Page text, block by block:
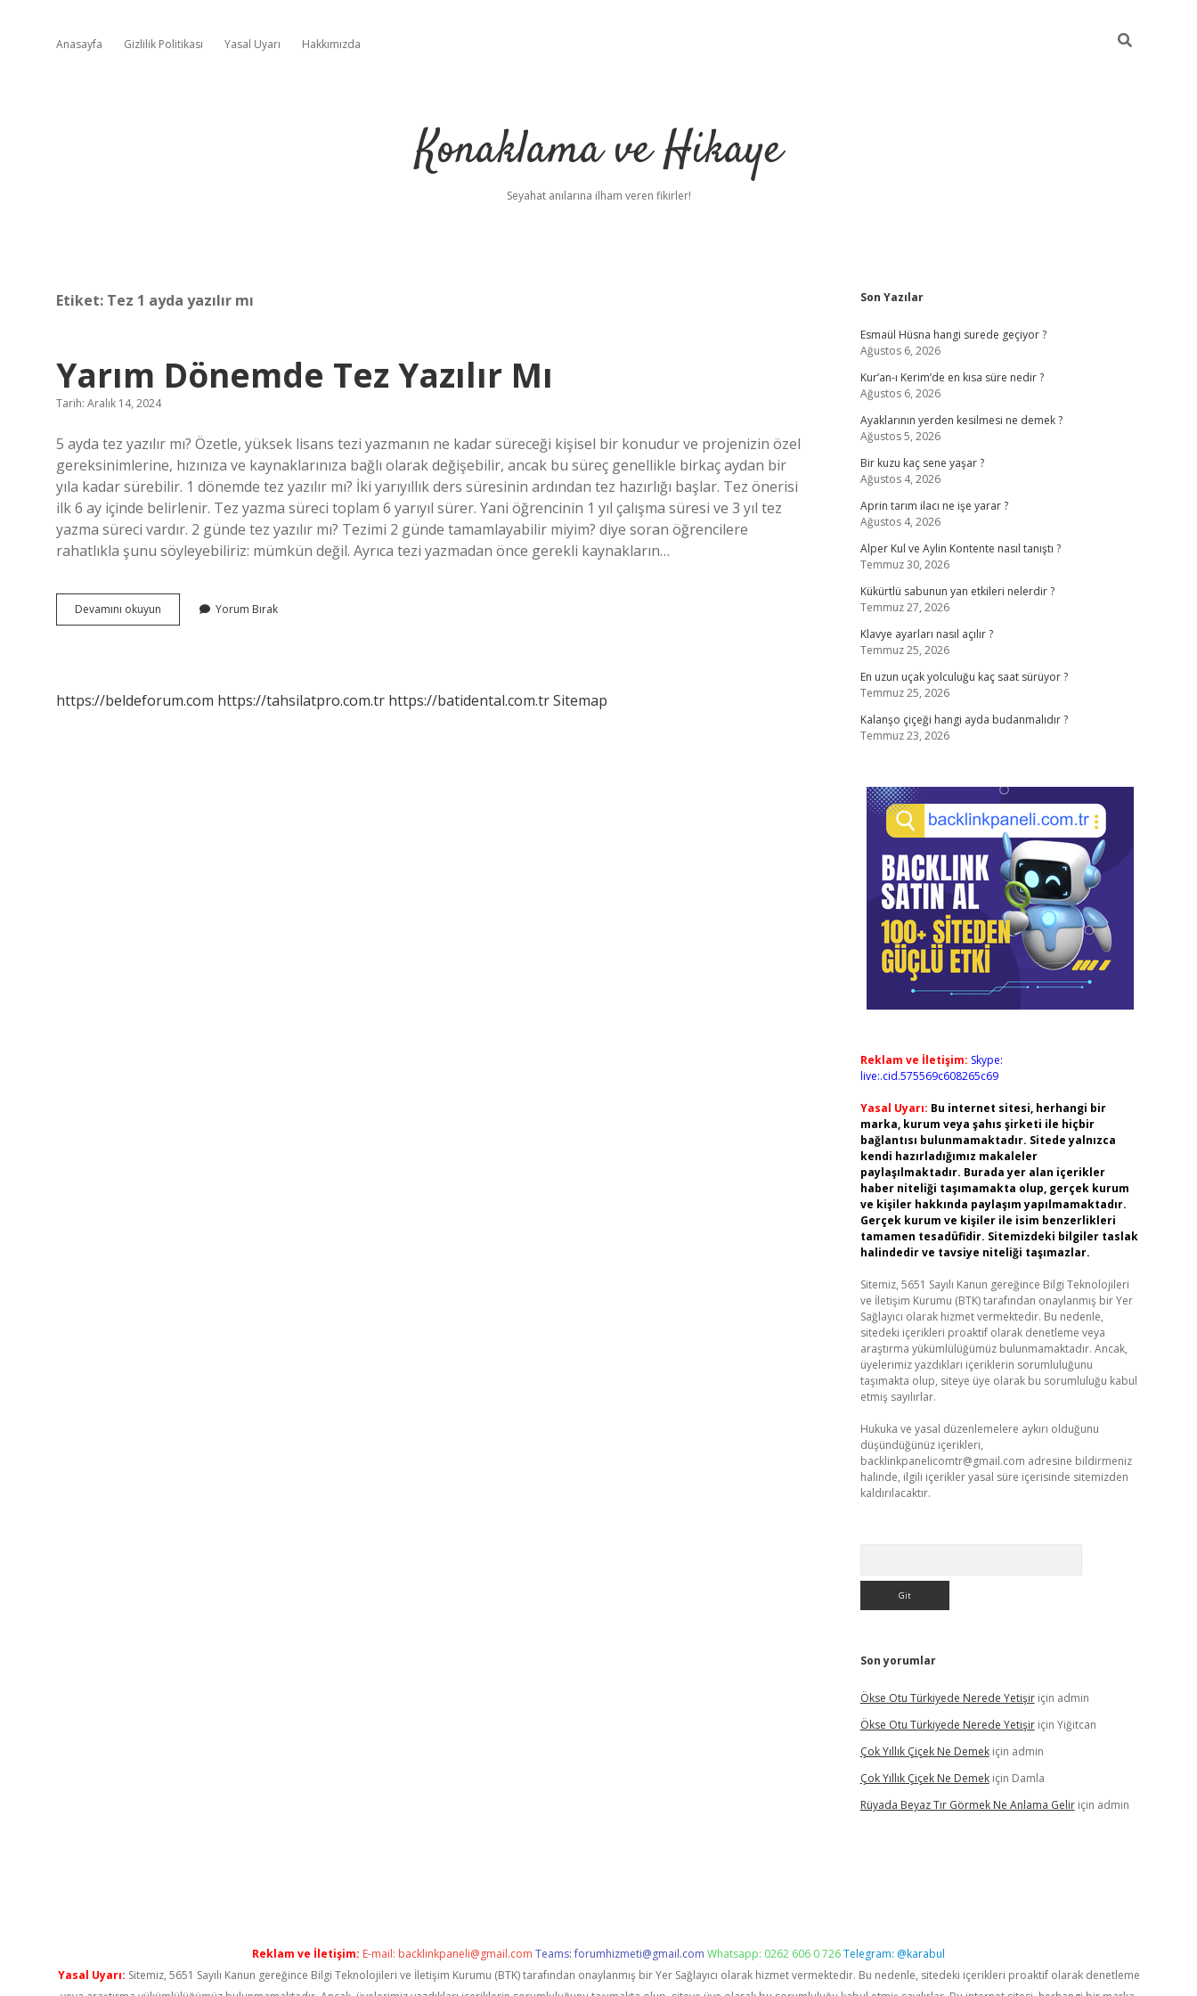
Anasayfa Gizlilik Politikası Yasal Uyarı Hakkımızda
Konaklama ve Hikaye
Seyahat anılarına ilham veren fikirler!
Etiket: Tez 1 ayda yazılır mı
Yarım Dönemde Tez Yazılır Mı
Tarih: Aralık 14, 2024
5 ayda tez yazılır mı? Özetle, yüksek lisans tezi yazmanın ne kadar süreceği kişisel bir konudur ve projenizin özel
gereksinimlerine, hızınıza ve kaynaklarınıza bağlı olarak değişebilir, ancak bu süreç genellikle birkaç aydan bir
yıla kadar sürebilir. 1 dönemde tez yazılır mı? İki yarıyıllık ders süresinin ardından tez hazırlığı başlar. Tez önerisi
ilk 6 ay içinde belirlenir. Tez yazma süreci toplam 6 yarıyıl sürer. Yani öğrencinin 1 yıl çalışma süresi ve 3 yıl tez
yazma süreci vardır. 2 günde tez yazılır mı? Tezimi 2 günde tamamlayabilir miyim? diye soran öğrencilere
rahatlıkla şunu söyleyebiliriz: mümkün değil. Ayrıca tezi yazmadan önce gerekli kaynakların…
Devamını okuyun
Dönemde
Yorum Bırak
https://beldeforum.com https://tahsilatpro.com.tr https://batidental.com.trSitemap
Sidebar
Son Yazılar
Esmaül Hüsna hangi surede geçiyor ?
Ağustos 6, 2026
Kur’an-ı Kerim’de en kısa süre nedir ?
Ağustos 6, 2026
Ayaklarının yerden kesilmesi ne demek ?
Ağustos 5, 2026
Bir kuzu kaç sene yaşar ?
Ağustos 4, 2026
Aprin tarım ilacı ne işe yarar ?
Ağustos 4, 2026
Alper Kul ve Aylin Kontente nasıl tanıştı ?
Temmuz 30, 2026
Kükürtlü sabunun yan etkileri nelerdir ?
Temmuz 27, 2026
Klavye ayarları nasıl açılır ?
Temmuz 25, 2026
En uzun uçak yolculuğu kaç saat sürüyor ?
Temmuz 25, 2026
Kalanşo çiçeği hangi ayda budanmalıdır ?
Temmuz 23, 2026
Reklam ve İletişim: Skype:
live:.cid.575569c608265c69
Yasal Uyarı: Bu internet sitesi, herhangi bir
marka, kurum veya şahıs şirketi ile hiçbir
bağlantısı bulunmamaktadır. Sitede yalnızca
kendi hazırladığımız makaleler
paylaşılmaktadır. Burada yer alan içerikler
haber niteliği taşımamakta olup, gerçek kurum
ve kişiler hakkında paylaşım yapılmamaktadır.
Gerçek kurum ve kişiler ile isim benzerlikleri
tamamen tesadüfidir. Sitemizdeki bilgiler taslak
halindedir ve tavsiye niteliği taşımazlar.
Sitemiz, 5651 Sayılı Kanun gereğince Bilgi Teknolojileri
ve İletişim Kurumu (BTK) tarafından onaylanmış bir Yer
Sağlayıcı olarak hizmet vermektedir. Bu nedenle,
sitedeki içerikleri proaktif olarak denetleme veya
araştırma yükümlülüğümüz bulunmamaktadır. Ancak,
üyelerimiz yazdıkları içeriklerin sorumluluğunu
taşımakta olup, siteye üye olarak bu sorumluluğu kabul
etmiş sayılırlar.
Hukuka ve yasal düzenlemelere aykırı olduğunu
düşündüğünüz içerikleri,
backlinkpanelicomtr@gmail.com adresine bildirmeniz
halinde, ilgili içerikler yasal süre içerisinde sitemizden
kaldırılacaktır.
Son yorumlar
Ökse Otu Türkiyede Nerede Yetişiriçin admin
Ökse Otu Türkiyede Nerede Yetişiriçin Yiğitcan
Çok Yıllık Çiçek Ne Demekiçin admin
Çok Yıllık Çiçek Ne Demekiçin Damla
Rüyada Beyaz Tır Görmek Ne Anlama Geliriçin admin
Reklam ve İletişim: E-mail: backlinkpaneli@gmail.com Teams:forumhizmeti@gmail.com Whatsapp: 0262 606 0 726Telegram: @karabul
Yasal Uyarı: Sitemiz, 5651 Sayılı Kanun gereğince Bilgi Teknolojileri ve İletişim Kurumu (BTK) tarafından onaylanmış bir Yer Sağlayıcı olarak hizmet vermektedir. Bu nedenle, sitedeki içerikleri proaktif olarak denetleme